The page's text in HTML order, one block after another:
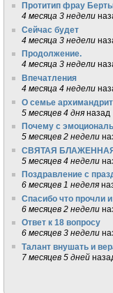
Протитип фрау
4 месяца 3 недели
Сейчас будет
4 месяца 3 недели
Продолжение.
4 месяца 3 недели
Впечатления
4 месяца 4 недели
О семье
5 месяцев 4 дня назад
Почему с
5 месяцев 2 недели
СВЯТАЯ
5 месяцев 4 недели
Поздравление с
6 месяцев 1 неделя
Спасибо что прочли
6 месяцев 2 недели
Ответ к 18 вопросу
6 месяцев 3 недели
Талант внушать и
7 месяцев 5 дней